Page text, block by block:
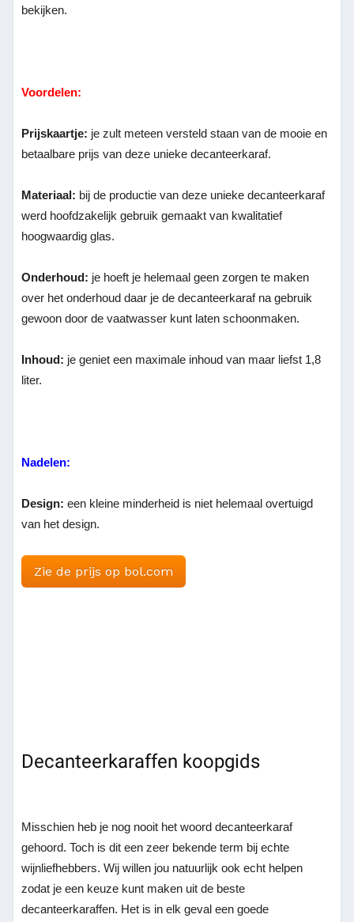
bekijken.
Voordelen:
Prijskaartje: je zult meteen versteld staan van de mooie en
betaalbare prijs van deze unieke decanteerkaraf.
Materiaal: bij de productie van deze unieke decanteerkaraf
werd hoofdzakelijk gebruik gemaakt van kwalitatief
hoogwaardig glas.
Onderhoud: je hoeft je helemaal geen zorgen te maken
over het onderhoud daar je de decanteerkaraf na gebruik
gewoon door de vaatwasser kunt laten schoonmaken.
Inhoud: je geniet een maximale inhoud van maar liefst 1,8
liter.
Nadelen:
Design:een kleine minderheid is niet helemaal overtuigd
van het design.
Zie de prijs op bol.com
Decanteerkaraffen koopgids
Misschien heb je nog nooit het woord decanteerkaraf
gehoord. Toch is dit een zeer bekende term bij echte
wijnliefhebbers. Wij willen jou natuurlijk ook echt helpen
zodat je een keuze kunt maken uit de beste
decanteerkaraffen. Het is in elk geval een goede